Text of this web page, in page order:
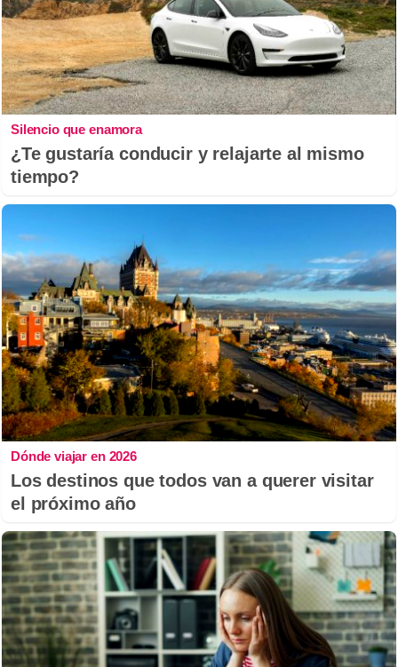
Silencio que enamora
¿Te gustaría conducir y relajarte al mismo
tiempo?
Dónde viajar en 2026
Los destinos que todos van a querer visitar
el próximo año